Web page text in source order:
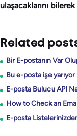
ulaşacaklarını
Related
Bir E-postanın Var
Bu e-posta işe
E-posta Bulucu API
How to Check an
E-posta